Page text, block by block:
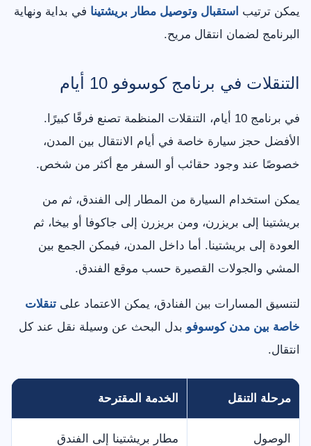
يمكن ترتيب استقبال وتوصيل مطار بريشتينا في بداية ونهاية
البرنامج لضمان انتقال مريح.
التنقلات في برنامج كوسوفو 10 أيام
في برنامج 10 أيام، التنقلات المنظمة تصنع فرقًا كبيرًا.
الأفضل حجز سيارة خاصة في أيام الانتقال بين المدن،
خصوصًا عند وجود حقائب أو السفر مع أكثر من شخص.
يمكن استخدام السيارة من المطار إلى الفندق، ثم من
بريشتينا إلى بريزرن، ومن بريزرن إلى جاكوفا أو بيخا، ثم
العودة إلى بريشتينا. أما داخل المدن، فيمكن الجمع بين
المشي والجولات القصيرة حسب موقع الفندق.
لتنسيق المسارات بين الفنادق، يمكن الاعتماد على تنقلات
خاصة بين مدن كوسوفو بدل البحث عن وسيلة نقل عند كل
انتقال.
مرحلة التنقل الخدمة المقترحة
الوصول مطار بريشتينا إلى الفندق